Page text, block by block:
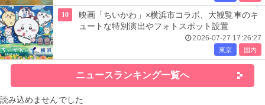
10
映画「ちいかわ」×横浜市コラボ、大観覧車のキ
ュートな特別演出やフォトスポット設置
2026-07-27 17:26:27
東京 国内
ニュースランキング一覧へ
読み込めませんでした